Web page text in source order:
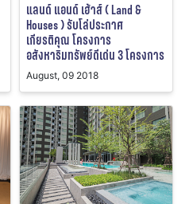
แลนด์ แอนด์ เฮ้าส์ ( Land &
Houses ) รับโล่ประกาศ
เกียรติคุณ โครงการ
อสังหาริมทรัพย์ดีเด่น 3 โครงการ
August, 09 2018